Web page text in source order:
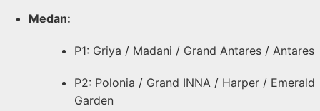
Medan:
P1: Griya / Madani / Grand Antares / Antares
P2: Polonia / Grand INNA / Harper / Emerald
Garden